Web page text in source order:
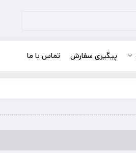
پیگیری سفارش تماس با ما